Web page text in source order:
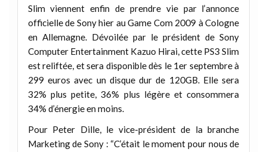
Slim viennent enfin de prendre vie par l’annonce
officielle de Sony hier au Game Com 2009 à Cologne
en Allemagne. Dévoilée par le président de Sony
Computer Entertainment Kazuo Hirai, cette PS3 Slim
est reliftée, et sera disponible dès le 1er septembre à
299 euros avec un disque dur de 120GB. Elle sera
32% plus petite, 36% plus légère et consommera
34% d’énergie en moins.
Pour Peter Dille, le vice-président de la branche
Marketing de Sony : “C’était le moment pour nous de